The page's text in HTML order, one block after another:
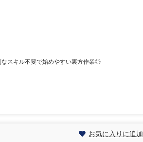
スキル不要で始めやすい裏方作業◎
お気に入りに追加